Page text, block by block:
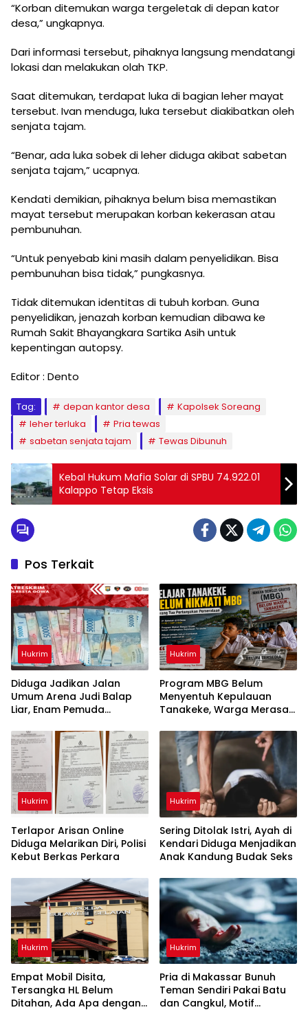
“Korban ditemukan warga tergeletak di depan kator
desa,” ungkapnya.
Dari informasi tersebut, pihaknya langsung mendatangi
lokasi dan melakukan olah TKP.
Saat ditemukan, terdapat luka di bagian leher mayat
tersebut. Ivan menduga, luka tersebut diakibatkan oleh
senjata tajam.
“Benar, ada luka sobek di leher diduga akibat sabetan
senjata tajam,” ucapnya.
Kendati demikian, pihaknya belum bisa memastikan
mayat tersebut merupakan korban kekerasan atau
pembunuhan.
“Untuk penyebab kini masih dalam penyelidikan. Bisa
pembunuhan bisa tidak,” pungkasnya.
Tidak ditemukan identitas di tubuh korban. Guna
penyelidikan, jenazah korban kemudian dibawa ke
Rumah Sakit Bhayangkara Sartika Asih untuk
kepentingan autopsy.
Editor : Dento
Tag: depan kantor desa
Kapolsek Soreang
leher terluka
Pria tewas
sabetan senjata tajam
Tewas Dibunuh
Kebal Hukum Mafia Solar di SPBU 74.922.01
Kalappo Tetap Eksis
Pos Terkait
Hukrim
Diduga Jadikan Jalan
Umum Arena Judi Balap
Liar, Enam Pemuda
Gowa
Hukrim
Program MBG Belum
Menyentuh Kepulauan
Tanakeke, Warga Merasa
Hukrim
Terlapor Arisan Online
Diduga Melarikan Diri, Polisi
Kebut Berkas Perkara
Hukrim
Sering Ditolak Istri, Ayah di
Kendari Diduga Menjadikan
Anak Kandung Budak Seks
Hukrim
Empat Mobil Disita,
Tersangka HL Belum
Ditahan, Ada Apa dengan
Hukrim
Pria di Makassar Bunuh
Teman Sendiri Pakai Batu
dan Cangkul, Motif